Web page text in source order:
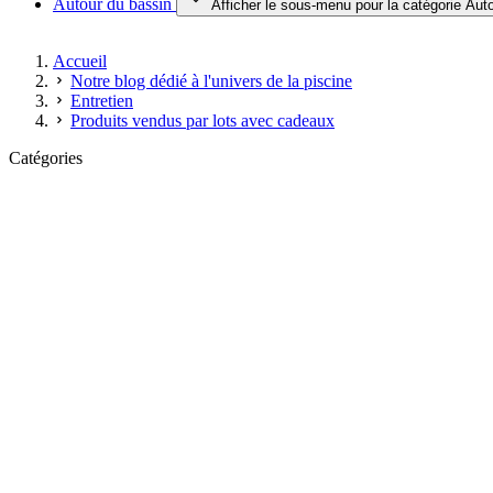
Autour du bassin Afficher le sous-menu pour la catégorie
Accueil
Notre blog dédié à l'univers de la piscine
Entretien
Produits vendus par lots avec cadeaux
Catégories